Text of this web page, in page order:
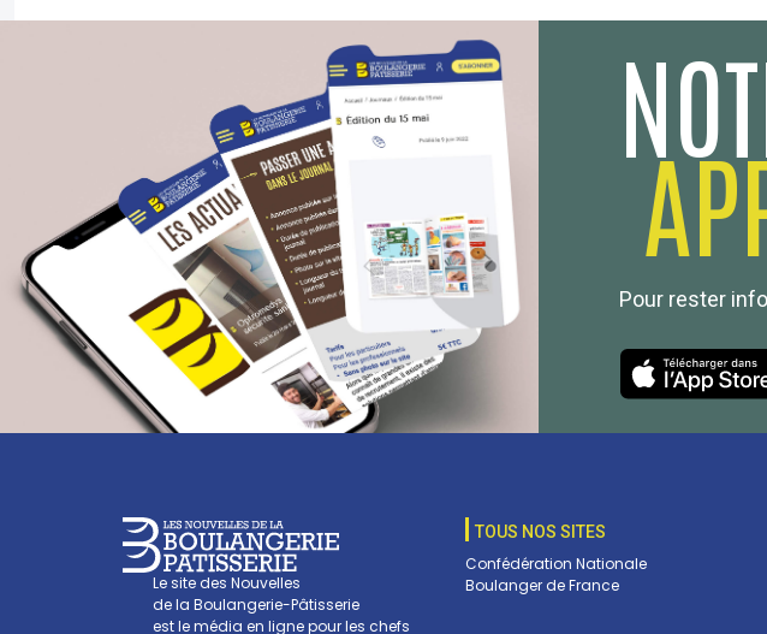
Pour rester
Le site des Nouvelles
de la Boulangerie-Pâtisserie
est le média en ligne pour les chefs
TOUS NOS SITES
Confédération Nationale
Boulanger de France